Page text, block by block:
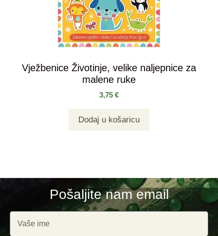
Vježbenice Životinje, velike naljepnice za
malene ruke
3,75 €
Dodaj u košaricu
Pošaljite nam email